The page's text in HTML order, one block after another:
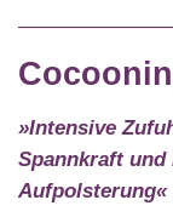
»Intensive
Spannkraft
Aufpolsterung«